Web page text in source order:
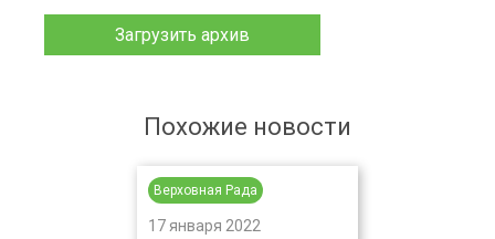
Загрузить архив
Похожие новости
Верховная Рада
17 января 2022